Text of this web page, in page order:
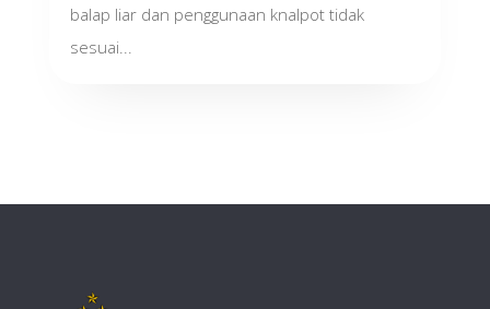
balap liar dan penggunaan knalpot tidak
sesuai...